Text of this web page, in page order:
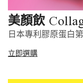
美顏飲
日本專利膠原蛋白
立即選購